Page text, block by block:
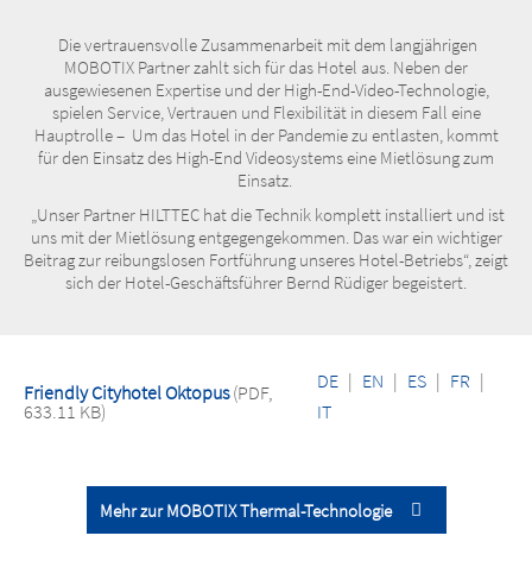
Die vertrauensvolle Zusammenarbeit mit dem langjährigen
MOBOTIX Partner zahlt sich für das Hotel aus. Neben der
ausgewiesenen Expertise und der High-End-Video-Technologie,
spielen Service, Vertrauen und Flexibilität in diesem Fall eine
Hauptrolle – Um das Hotel in der Pandemie zu entlasten, kommt
für den Einsatz des High-End Videosystems eine Mietlösung zum
Einsatz.
„Unser Partner HILTTEC hat die Technik komplett installiert und ist
uns mit der Mietlösung entgegengekommen. Das war ein wichtiger
Beitrag zur reibungslosen Fortführung unseres Hotel-Betriebs“, zeigt
sich der Hotel-Geschäftsführer Bernd Rüdiger begeistert.
Friendly Cityhotel Oktopus(PDF,
633.11 KB)
DE | EN | ES | FR |
IT
Mehr zur MOBOTIX Thermal-Technologie